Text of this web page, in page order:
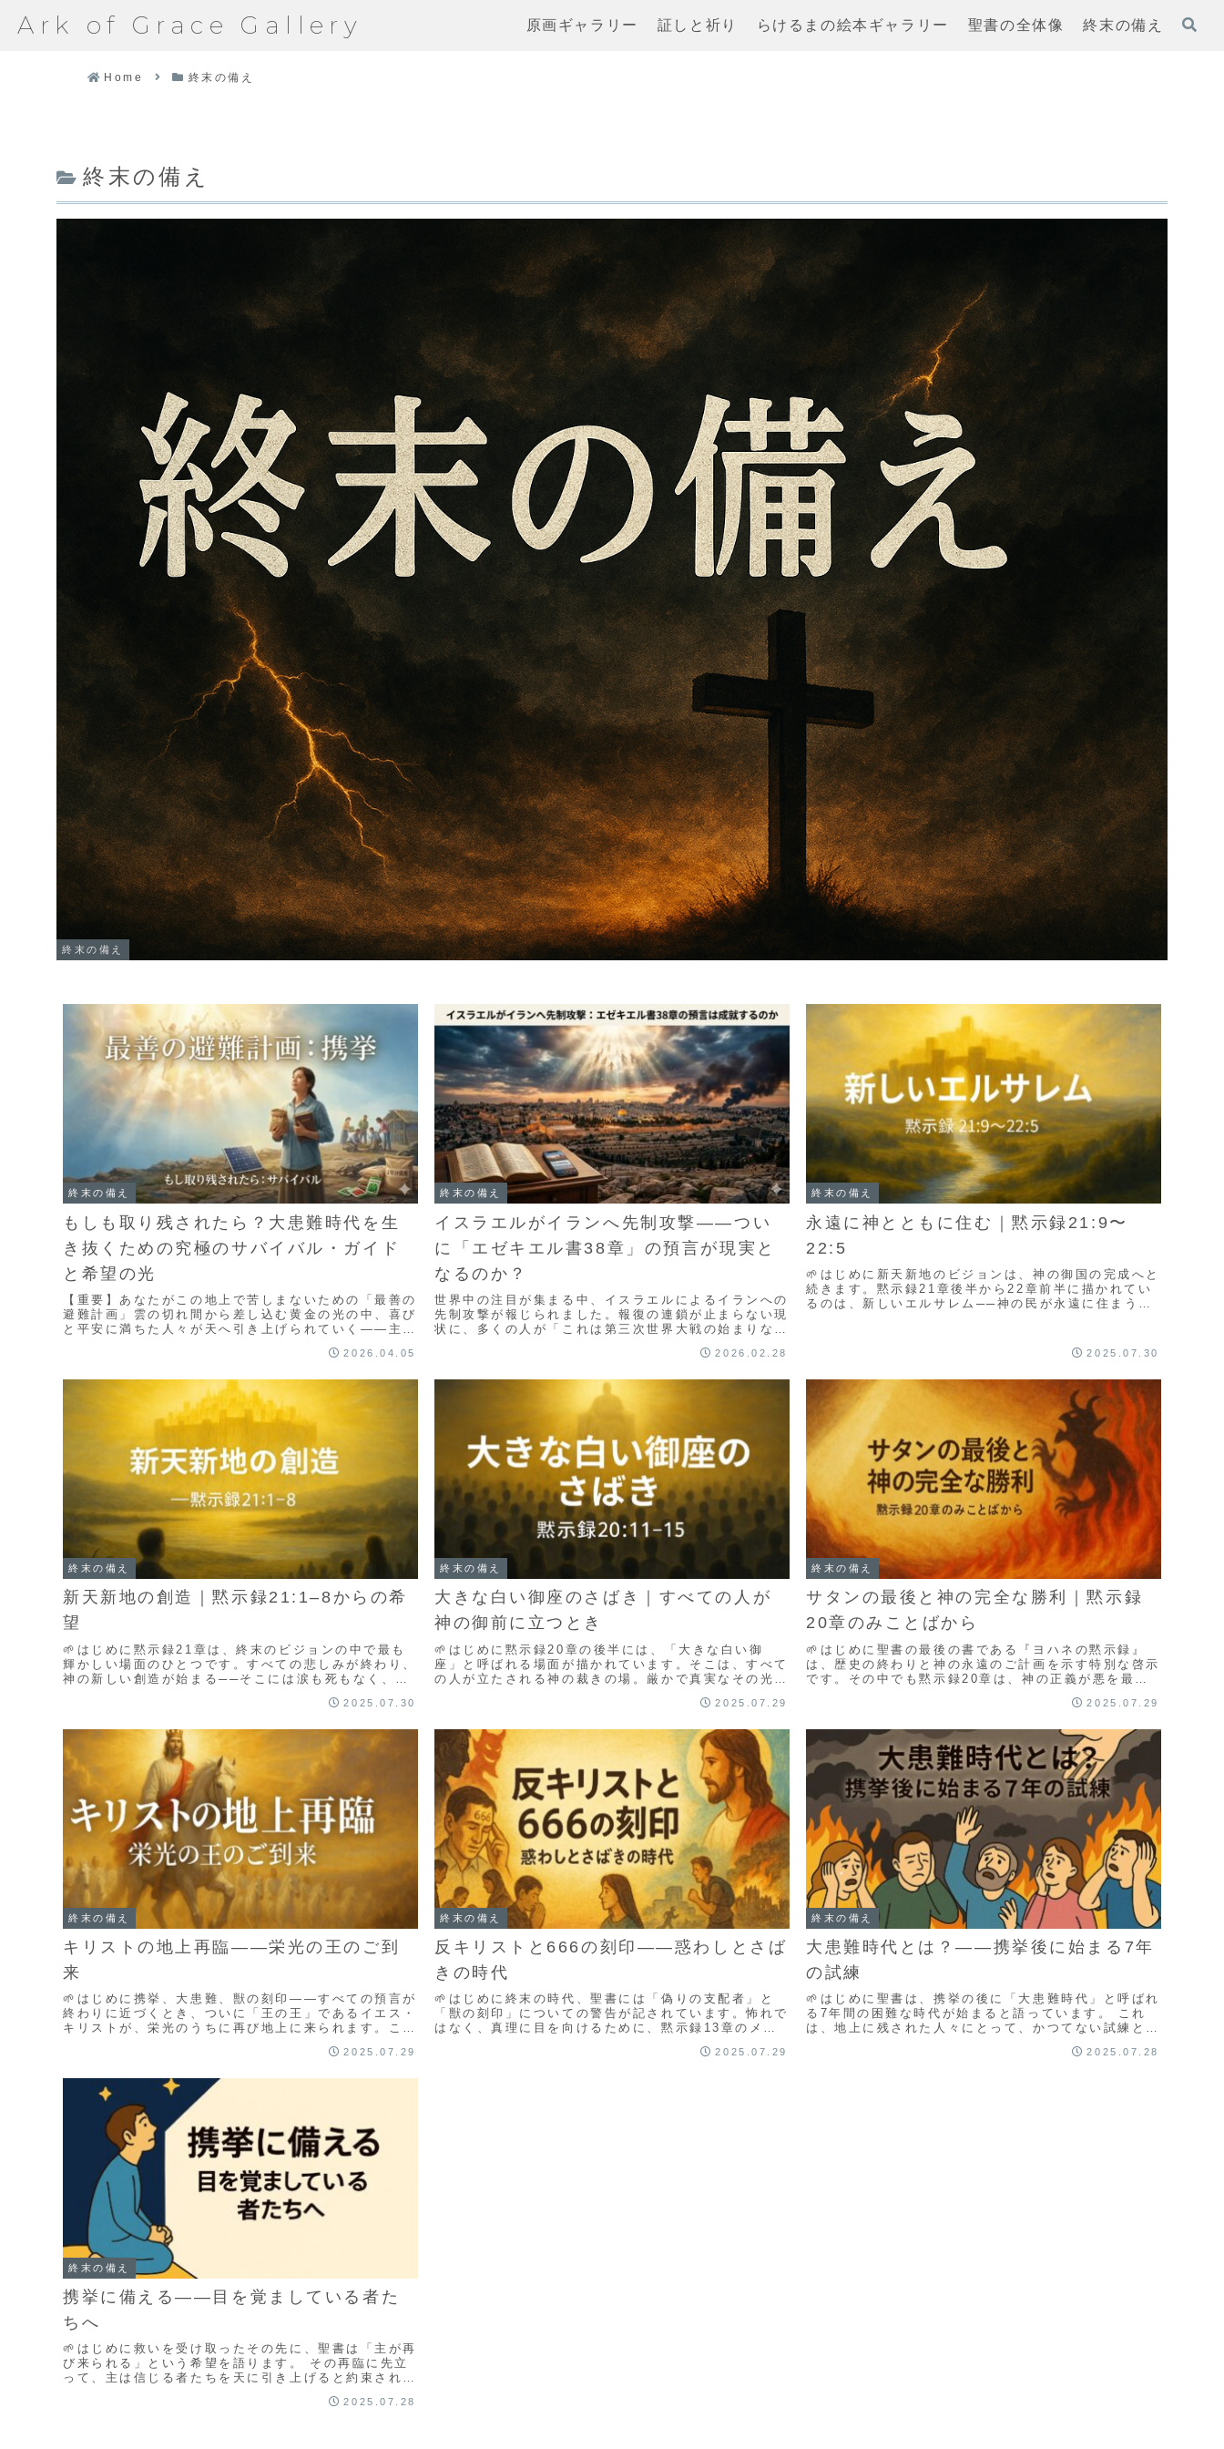
Ark of Grace Gallery 原画ギャラリー 証しと祈り らけるまの絵本ギャラリー 聖書の全体像 終末の備え
Home 終末の備え
終末の備え
終末の備え
終末の備え
もしも取り残されたら？大患難時代を生
き抜くための究極のサバイバル・ガイド
と希望の光
【重要】あなたがこの地上で苦しまないための「最善の
避難計画」雲の切れ間から差し込む黄金の光の中、喜び
と平安に満ちた人々が天へ引き上げられていく——主の
2026.04.05
終末の備え
イスラエルがイランへ先制攻撃――つい
に「エゼキエル書38章」の預言が現実と
なるのか？
世界中の注目が集まる中、イスラエルによるイランへの
先制攻撃が報じられました。報復の連鎖が止まらない現
状に、多くの人が「これは第三次世界大戦の始まりなの
2026.02.28
終末の備え
永遠に神とともに住む｜黙示録21:9〜
22:5
🌱はじめに新天新地のビジョンは、神の御国の完成へと
続きます。黙示録21章後半から22章前半に描かれてい
るのは、新しいエルサレム──神の民が永遠に住まう都
2025.07.30
終末の備え
新天新地の創造｜黙示録21:1–8からの希
望
🌱はじめに黙示録21章は、終末のビジョンの中で最も
輝かしい場面のひとつです。すべての悲しみが終わり、
神の新しい創造が始まる──そこには涙も死もなく、た
2025.07.30
終末の備え
大きな白い御座のさばき｜すべての人が
神の御前に立つとき
🌱はじめに黙示録20章の後半には、「大きな白い御
座」と呼ばれる場面が描かれています。そこは、すべて
の人が立たされる神の裁きの場。厳かで真実なその光景
2025.07.29
終末の備え
サタンの最後と神の完全な勝利｜黙示録
20章のみことばから
🌱はじめに聖書の最後の書である『ヨハネの黙示録』
は、歴史の終わりと神の永遠のご計画を示す特別な啓示
です。その中でも黙示録20章は、神の正義が悪を最終
2025.07.29
終末の備え
キリストの地上再臨――栄光の王のご到
来
🌱はじめに携挙、大患難、獣の刻印――すべての預言が
終わりに近づくとき、ついに「王の王」であるイエス・
キリストが、栄光のうちに再び地上に来られます。この
2025.07.29
終末の備え
反キリストと666の刻印――惑わしとさば
きの時代
🌱はじめに終末の時代、聖書には「偽りの支配者」と
「獣の刻印」についての警告が記されています。怖れで
はなく、真理に目を向けるために、黙示録13章のメッ
2025.07.29
終末の備え
大患難時代とは？――携挙後に始まる7年
の試練
🌱はじめに聖書は、携挙の後に「大患難時代」と呼ばれ
る7年間の困難な時代が始まると語っています。 これ
は、地上に残された人々にとって、かつてない試練とさ
2025.07.28
終末の備え
携挙に備える――目を覚ましている者た
ちへ
🌱はじめに救いを受け取ったその先に、聖書は「主が再
び来られる」という希望を語ります。 その再臨に先立
って、主は信じる者たちを天に引き上げると約束されま
2025.07.28